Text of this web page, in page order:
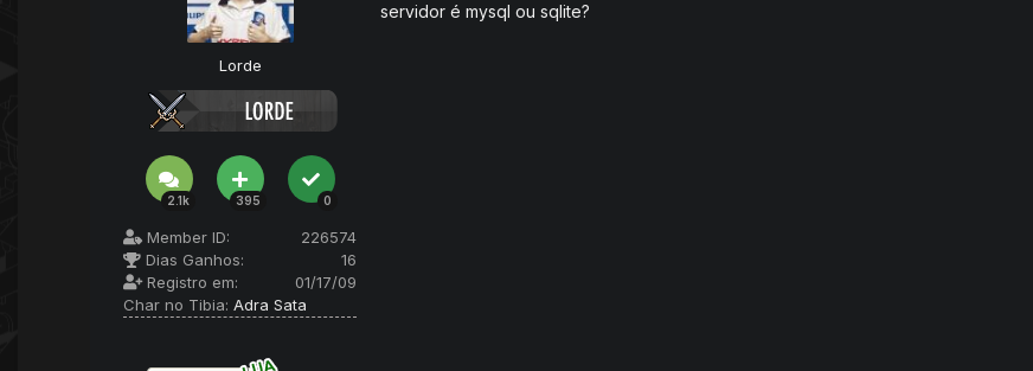
Lorde
2.1k 395 0
Member ID:
226574
Dias Ganhos:
16
Registro em:
01/17/09
Char no Tibia: Adra Sata
servidor é mysql ou sqlite?